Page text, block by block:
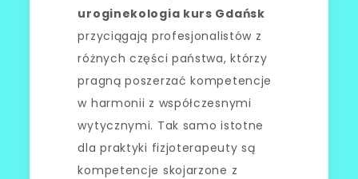
uroginekologia kurs Gdańsk
przyciągają profesjonalistów z
różnych części państwa, którzy
pragną poszerzać kompetencje
w harmonii z współczesnymi
wytycznymi. Tak samo istotne
dla praktyki fizjoterapeuty są
kompetencje skojarzone z